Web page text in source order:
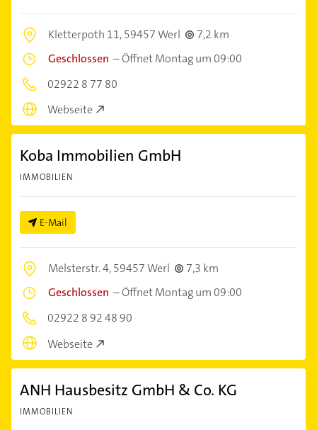
Kletterpoth 11,59457 Werl
7,2 km
Geschlossen –Öffnet Montag um 09:00
02922 8 77 80
Webseite
Koba Immobilien GmbH
IMMOBILIEN
E-Mail
Melsterstr. 4,59457 Werl
7,3 km
Geschlossen –Öffnet Montag um 09:00
02922 8 92 48 90
Webseite
ANH Hausbesitz GmbH & Co. KG
IMMOBILIEN